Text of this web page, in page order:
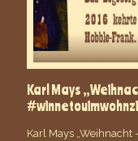
Karl Mays
Karl Mays „Weihnacht